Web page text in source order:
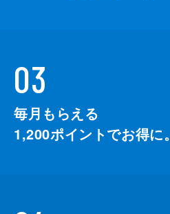
03
毎月もらえる
1,200ポイントでお得に。